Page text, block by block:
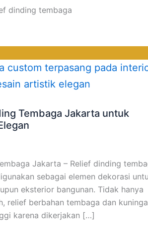
dinding tembaga
Tembaga Jakarta untuk
Jakarta – Relief dinding
sebagai elemen dekorasi
eksterior bangunan. Tidak hanya
relief berbahan tembaga dan
karena dikerjakan […]